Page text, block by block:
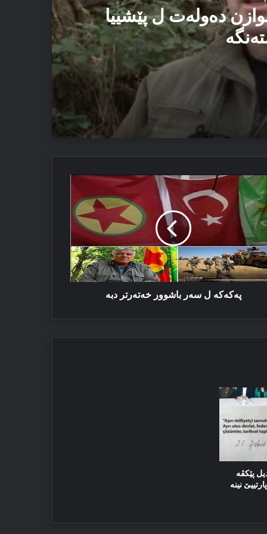
دەولەت ل پێشییا
ئاستەنگە
دا
پەكەكە ل سەر باشوور خەتەرتر دبە
پێکڤە
نینە